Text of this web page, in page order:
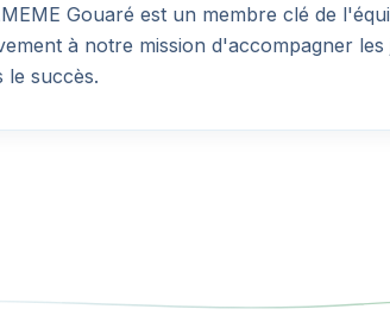
Gouaré est un membre clé de
à notre mission d'accompagner
le succès.